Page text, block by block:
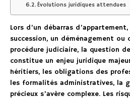
Évolutions juridiques attendues
Lors d’un débarras
succession, un déménagement ou
procédure judiciaire, la question
constitue un enjeu juridique
héritiers, les obligations des
les formalités administratives, la
précieux s’avère complexe. Les